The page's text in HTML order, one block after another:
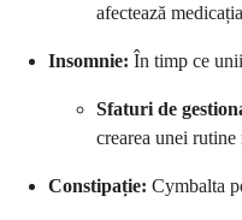
afectează
Insomnie: În timp ce
Sfaturi de
crearea unei
Constipație: Cymbalta